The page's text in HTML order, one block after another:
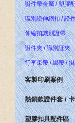
證件帶金屬 / 塑膠
識別證伸縮扣 / 證
伸縮扣識別證帶
證件夾 / 識別証夾
行李束帶 / 綁帶 /
客製印刷案例
熱銷款證件套 /
塑膠扣具配件區